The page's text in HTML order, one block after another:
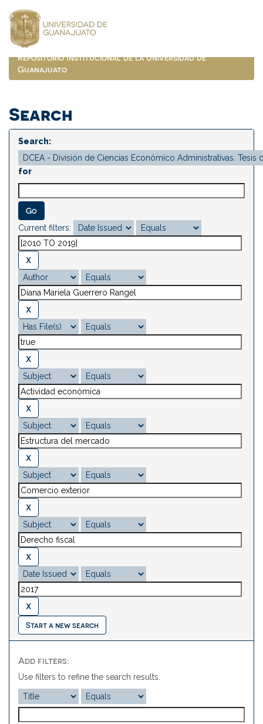
navigation
Repositorio Institucional de la Universidad de
Guanajuato
Search
Search:
for
Current filters:
Start a new search
Add filters:
Use filters to refine the search results.